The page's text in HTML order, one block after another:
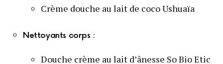
Crème douche au lait de coco Ushuaïa
Nettoyants corps :
Douche crème au lait d’ânesse So Bio Etic